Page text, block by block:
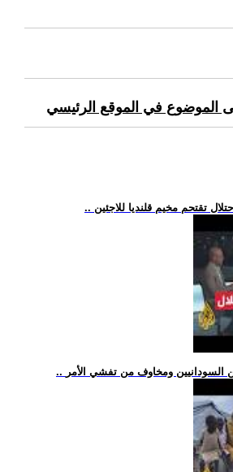
الموضوع في الموقع الرئيسي
تقتحم مخيم قلنديا للاجئين
السودانيين ومخاوف من تفشي الأمر